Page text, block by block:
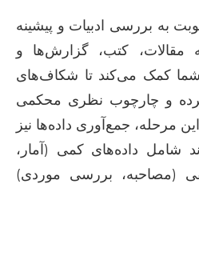
به بررسی ادبیات و پیشینه
مقالات، کتب، گزارش‌ها و
شما کمک می‌کند تا شکاف‌های
و چارچوب نظری محکمی
مرحله، جمع‌آوری داده‌ها نیز
شامل داده‌های کمی (آمار،
(مصاحبه، بررسی موردی)